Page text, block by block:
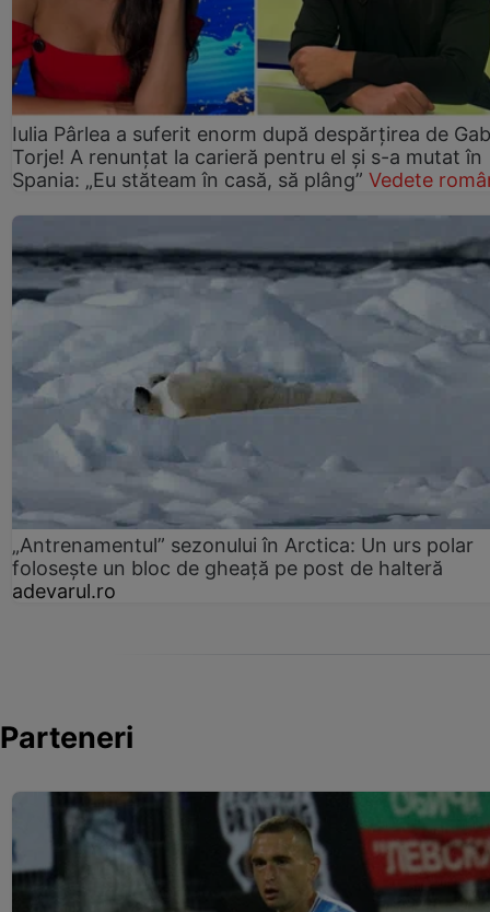
Iulia Pârlea a suferit enorm după despărțirea de
Torje! A renunțat la carieră pentru el și s-a mutat în
Spania: „Eu stăteam în casă, să plâng” Vedete
„Antrenamentul” sezonului în Arctica: Un urs polar
folosește un bloc de gheață pe post de halteră
adevarul.ro
Parteneri